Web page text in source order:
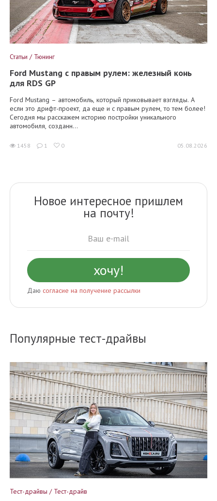
Статьи / Тюнинг
Ford Mustang с правым рулем: железный конь
для RDS GP
Ford Mustang – автомобиль, который приковывает взгляды. А
если это дрифт-проект, да еще и с правым рулем, то тем более!
Сегодня мы расскажем историю постройки уникального
автомобиля, созданн...
1458 1 0 05.08.2026
Новое интересное пришлем
на почту!
Даю согласие на получение рассылки
Популярные тест-драйвы
Тест-драйвы / Тест-драйв